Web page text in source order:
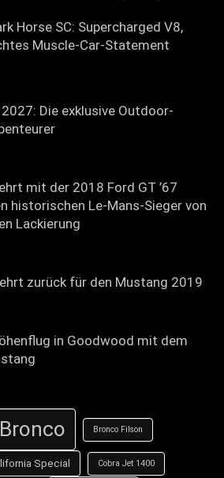
Horse SC: Supercharged V8,
Muscle-Car-Statement
Die exklusive Outdoor-
mit der 2018 Ford GT ’67
historischen Le-Mans-Sieger von
Lackierung
zurück für den Mustang 2019
in Goodwood mit dem
Bronco Bronco Filson
Special Cobra Jet 1400